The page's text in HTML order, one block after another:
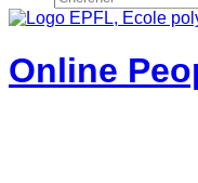
Online